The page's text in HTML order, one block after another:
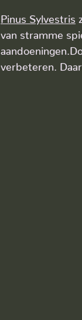
Pinus Sylvestris
van stramme
verbeteren.